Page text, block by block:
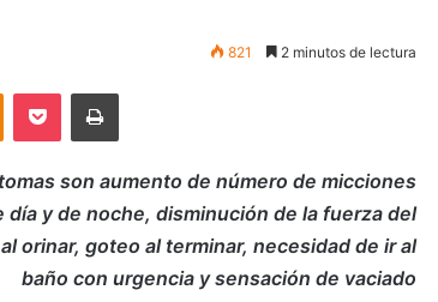
821 2 minutos de lectura
Odnoklassniki
Pocket Imprimir
son aumento de número de micciones
día y de noche, disminución de la fuerza del
orinar, goteo al terminar, necesidad de ir al
baño con urgencia y sensación de vaciado